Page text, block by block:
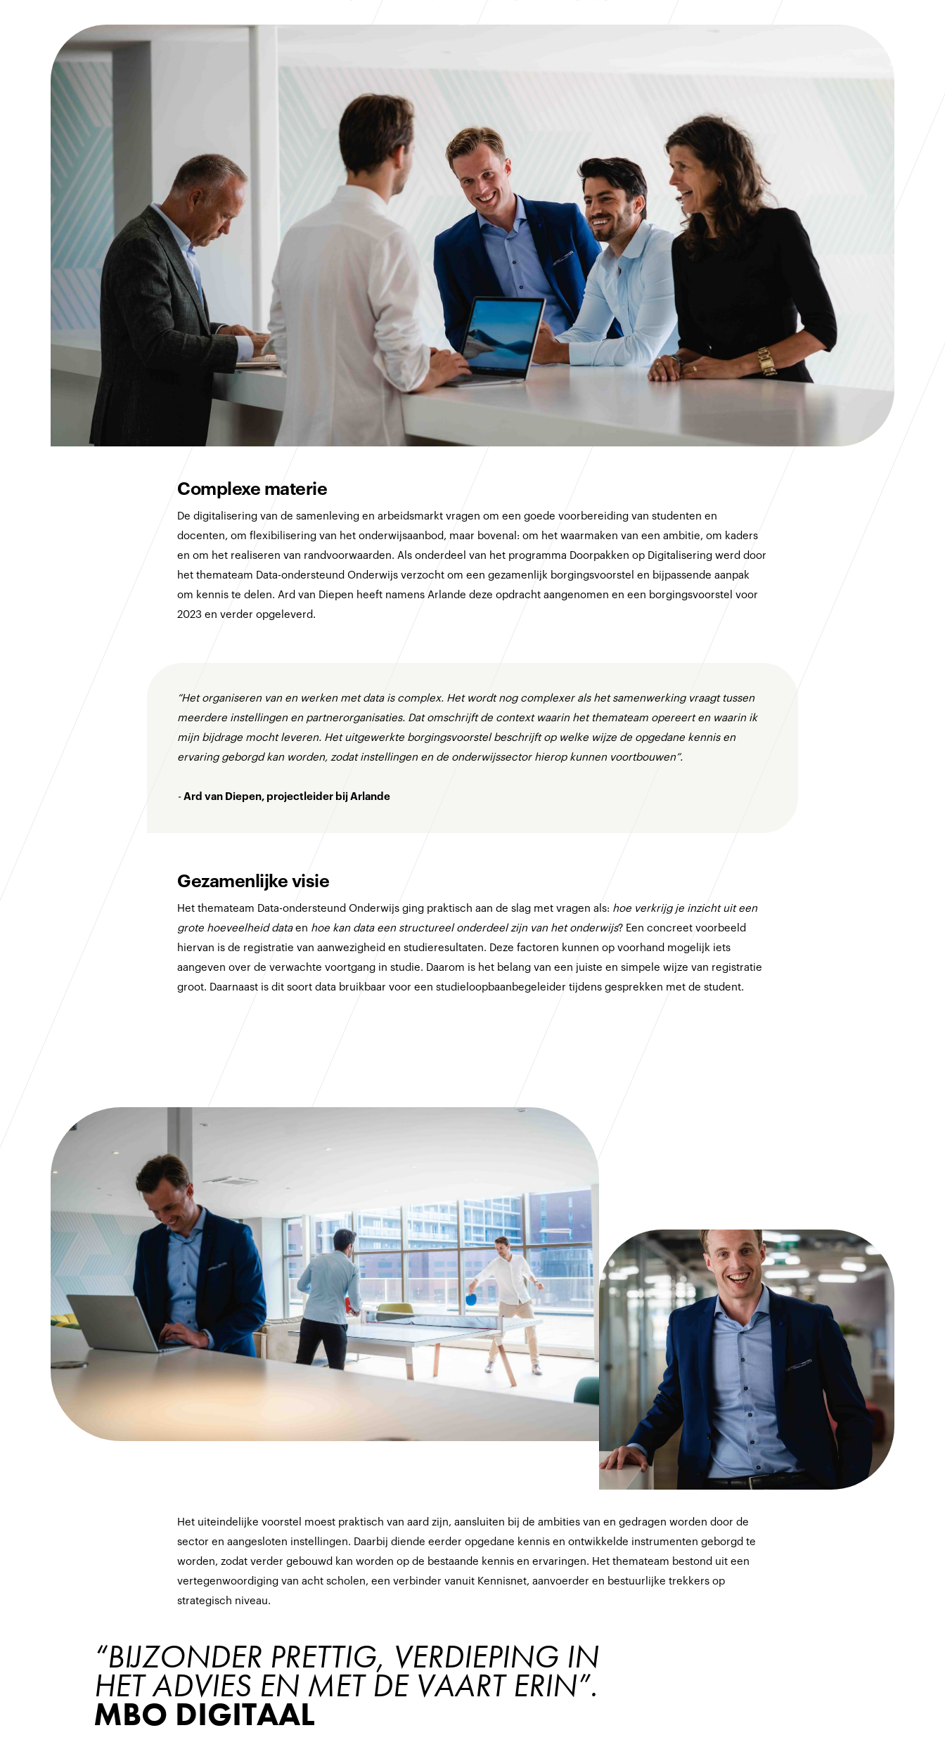
Complexe materie
De digitalisering van de samenleving en arbeidsmarkt vragen om een goede voorbereiding van studenten en
docenten, om flexibilisering van het onderwijsaanbod, maar bovenal: om het waarmaken van een ambitie, om kaders
en om het realiseren van randvoorwaarden. Als onderdeel van het programma Doorpakken op Digitalisering werd door
het themateam Data-ondersteund Onderwijs verzocht om een gezamenlijk borgingsvoorstel en bijpassende aanpak
om kennis te delen. Ard van Diepen heeft namens Arlande deze opdracht aangenomen en een borgingsvoorstel voor
2023 en verder opgeleverd.
“Het organiseren van en werken met data is complex. Het wordt nog complexer als het samenwerking vraagt tussen
meerdere instellingen en partnerorganisaties. Dat omschrijft de context waarin het themateam opereert en waarin ik
mijn bijdrage mocht leveren. Het uitgewerkte borgingsvoorstel beschrijft op welke wijze de opgedane kennis en
ervaring geborgd kan worden, zodat instellingen en de onderwijssector hierop kunnen voortbouwen”.
- Ard van Diepen, projectleider bij Arlande
Gezamenlijke visie
Het themateam Data-ondersteund Onderwijs ging praktisch aan de slag met vragen als: hoe verkrijg je inzicht uit een
grote hoeveelheid dataen hoe kan data een structureel onderdeel zijn van het onderwijs? Een concreet voorbeeld
hiervan is de registratie van aanwezigheid en studieresultaten. Deze factoren kunnen op voorhand mogelijk iets
aangeven over de verwachte voortgang in studie. Daarom is het belang van een juiste en simpele wijze van registratie
groot. Daarnaast is dit soort data bruikbaar voor een studieloopbaanbegeleider tijdens gesprekken met de student.
Het uiteindelijke voorstel moest praktisch van aard zijn, aansluiten bij de ambities van en gedragen worden door de
sector en aangesloten instellingen. Daarbij diende eerder opgedane kennis en ontwikkelde instrumenten geborgd te
worden, zodat verder gebouwd kan worden op de bestaande kennis en ervaringen. Het themateam bestond uit een
vertegenwoordiging van acht scholen, een verbinder vanuit Kennisnet, aanvoerder en bestuurlijke trekkers op
strategisch niveau.
“BIJZONDER PRETTIG, VERDIEPING IN
HET ADVIES EN MET DE VAART ERIN”.
MBO DIGITAAL